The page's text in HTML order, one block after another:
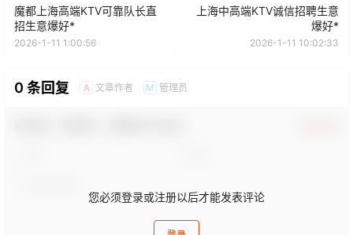
魔都上海高端KTV可靠队长直
招生意爆好*
2026-1-11 1:00:56
上海中高端KTV诚信招聘生意
爆好*
2026-1-11 10:02:33
0 条回复 A 文章作者 M 管理员
您必须登录或注册以后才能发表评论